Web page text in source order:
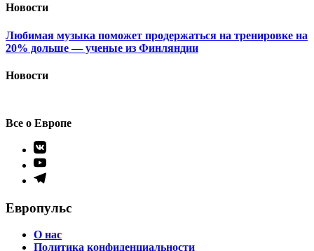
Новости
Любимая музыка поможет продержаться на тренировке на
20% дольше — ученые из Финляндии
Новости
Все о Европе
Элемент
меню
Элемент
меню
Элемент
Европульс
О нас
Политика конфиденциальности